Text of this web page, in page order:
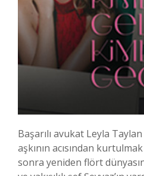
Başarılı avukat Leyla
aşkının acısından
sonra yeniden flört